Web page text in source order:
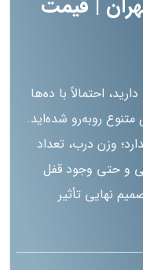
| قیمت
احتمالاً با ده‌ها
متنوع روبه‌رو شده‌اید.
وزن درب، تعداد
و حتی وجود قفل
نهایی تأثیر